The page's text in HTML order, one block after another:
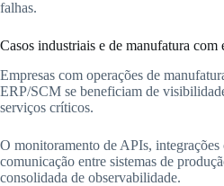
falhas.
Casos industriais e de manufatura com
Empresas com operações de
ERP/SCM se beneficiam de
serviços críticos.
O monitoramento de APIs, integrações
comunicação entre sistemas de
consolidada de observabilidade.